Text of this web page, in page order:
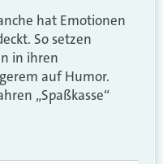
hat Emotionen
So setzen
in ihren
auf Humor.
„Spaßkasse“